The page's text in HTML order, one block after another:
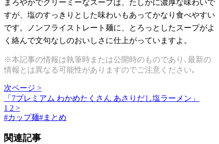
まろやかでクリーミーなスープは、たしかに濃厚な味わいで
すが、塩のすっきりとした味わいもあってかなり食べやすい
です。ノンフライストレート麺に、とろっとしたスープがよ
く絡んで文句なしのおいしさに仕上がっていますよ。
※本記事の情報は執筆時または公開時のものであり､最新の
情報とは異なる可能性がありますのでご注意ください｡
次ページ >
「7プレミアム わかめたくさん あさりだし塩ラーメン」
1 2 >
#カップ麺#まとめ
関連記事